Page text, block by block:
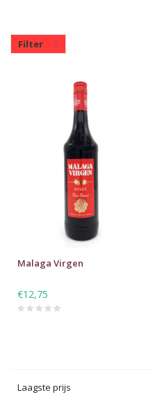
Filter
Malaga Virgen
€12,75
Laagste prijs